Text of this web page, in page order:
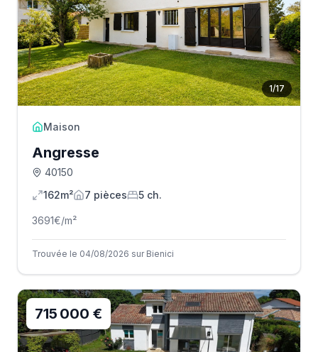
1/17
Maison
Angresse
40150
162m²
7 pièces 5 ch.
3691€/m²
Trouvée le 04/08/2026 sur Bienici
715 000 €